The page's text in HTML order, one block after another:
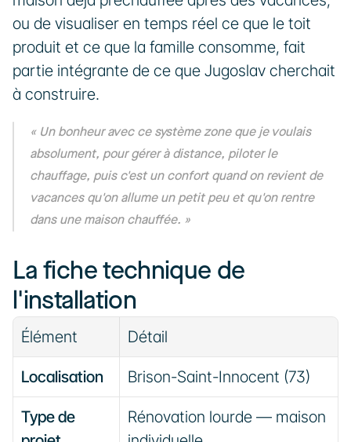
ou de visualiser en temps réel ce que le toit
produit et ce que la famille consomme, fait
partie intégrante de ce que Jugoslav cherchait
à construire.
« Un bonheur avec ce système zone que je voulais
absolument, pour gérer à distance, piloter le
chauffage, puis c'est un confort quand on revient de
vacances qu'on allume un petit peu et qu'on rentre
dans une maison chauffée. »
La fiche technique de
l'installation
Élément Détail
Localisation Brison-Saint-Innocent (73)
Type de
Rénovation lourde — maison